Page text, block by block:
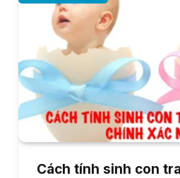
Cách tính sinh con